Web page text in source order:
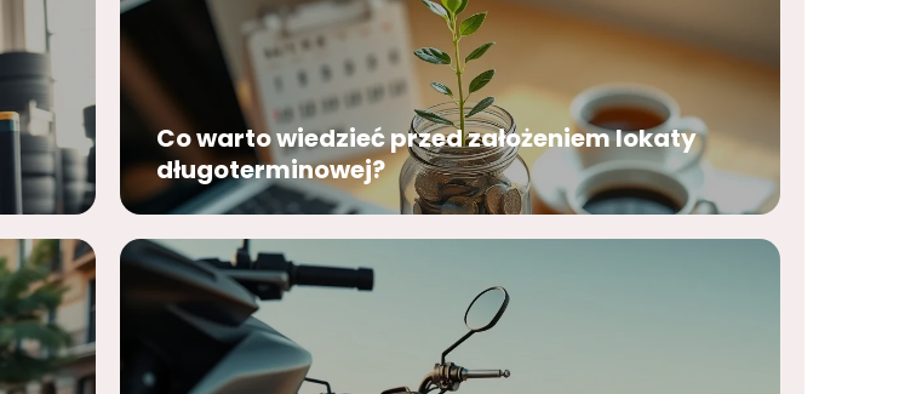
Co warto wiedzieć przed założeniem lokaty
długoterminowej?